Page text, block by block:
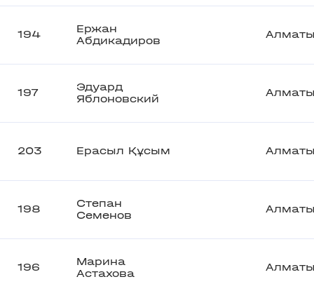
194
Ержан
Абдикадиров
197
Эдуард
Яблоновский
203 Ерасыл Құсым
198
Степан
Семенов
196
Марина
Астахова